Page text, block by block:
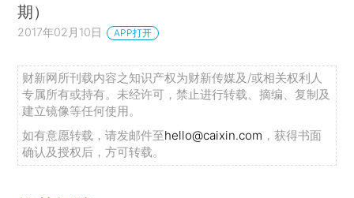
期）
2017年02月10日 APP打开
财新网所刊载内容之知识产权为财新传媒及/或相关权利人
专属所有或持有。未经许可，禁止进行转载、摘编、复制及
建立镜像等任何使用。
如有意愿转载，请发邮件至hello@caixin.com ，获得书面
确认及授权后，方可转载。